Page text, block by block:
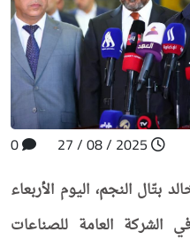
بتّال النجم، اليوم الأربعاء
العامة للصناعات